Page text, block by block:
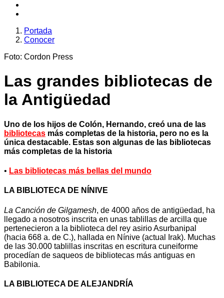
Portada
Conocer
Foto: Cordon Press
Las grandes bibliotecas de
la Antigüedad
Uno de los hijos de Colón, Hernando, creó una de las
bibliotecas más completas de la historia, pero no es la
única destacable. Estas son algunas de las bibliotecas
más completas de la historia
• Las bibliotecas más bellas del mundo
LA BIBLIOTECA DE NÍNIVE
La Canción de Gilgamesh, de 4000 años de antigüedad, ha
llegado a nosotros inscrita en unas tablillas de arcilla que
pertenecieron a la biblioteca del rey asirio Asurbanipal
(hacia 668 a. de C.), hallada en Nínive (actual Irak). Muchas
de las 30.000 tablillas inscritas en escritura cuneiforme
procedían de saqueos de bibliotecas más antiguas en
Babilonia.
LA BIBLIOTECA DE ALEJANDRÍA